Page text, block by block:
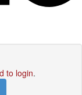
to login.